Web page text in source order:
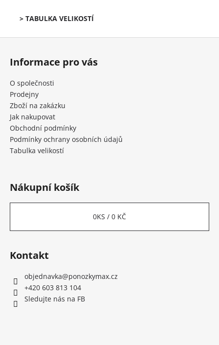
> TABULKA VELIKOSTÍ
Z
Informace pro vás
O společnosti
Prodejny
Zboží na zakázku
Jak nakupovat
Obchodní podmínky
Podmínky ochrany osobních údajů
Tabulka velikostí
Nákupní košík
0KS / 0 KČ
Kontakt
objednavka@ponozkymax.cz
+420 603 813 104
Sledujte nás na FB